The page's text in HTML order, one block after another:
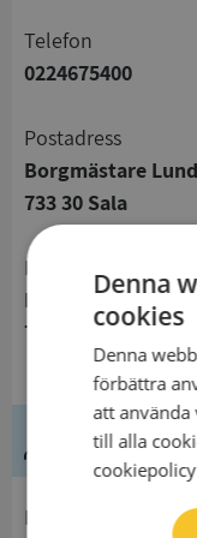
telefon
0224675400
Postadress
Borgmästare
733 30 Sala
Borgmästare
733 30 Sala
Ledning
Denna
cookies
Denna
förbättra
att använda
till alla